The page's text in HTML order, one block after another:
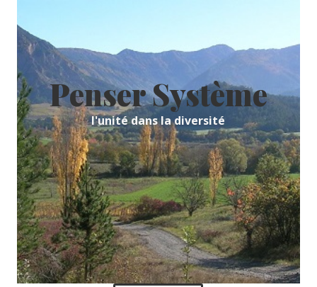
content
Penser Système
l'unité dans la diversité